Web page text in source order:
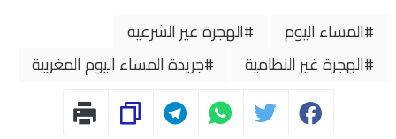
المساء اليوم
الهجرة غير الشرعية
الهجرة غير النظامية
جريدة المساء اليوم المغربية